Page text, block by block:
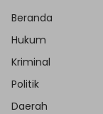
Beranda
Hukum
Kriminal
Politik
Daerah